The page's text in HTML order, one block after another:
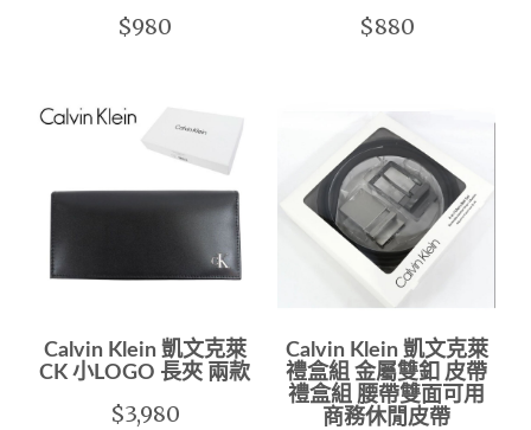
$980 $880
Calvin Klein 凱文克萊
CK 小LOGO 長夾 兩款
$3,980
Calvin Klein 凱文克萊
禮盒組 金屬雙釦 皮帶
禮盒組 腰帶雙面可用
商務休閒皮帶